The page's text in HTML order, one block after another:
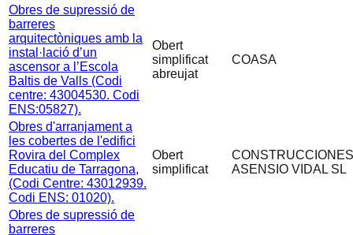
Obres de supressió de
barreres
arquitectòniques amb la
instal·lació d’un
ascensor a l’Escola
Baltis de Valls (Codi
centre: 43004530. Codi
ENS:05827).
Obert
simplificat
abreujat
COASA
Obres d'arranjament a
les cobertes de l'edifici
Rovira del Complex
Educatiu de Tarragona,
(Codi Centre: 43012939.
Codi ENS: 01020).
Obert
simplificat
CONSTRUCCIONES
ASENSIO VIDAL SL
Obres de supressió de
barreres